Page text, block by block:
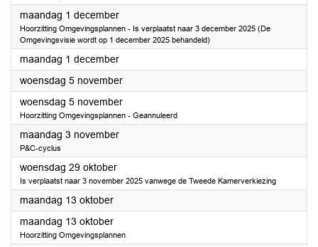
maandag 1 december2025
Hoorzitting Omgevingsplannen - Is verplaatst naar 3 december 2025 (De
Omgevingsvisie wordt op 1 december 2025 behandeld)
maandag 1 december2025
woensdag 5 november2025
woensdag 5 november2025
Hoorzitting Omgevingsplannen - Geannuleerd
maandag 3 november2025
P&C-cyclus
woensdag 29 oktober2025
Is verplaatst naar 3 november 2025 vanwege de Tweede Kamerverkiezing
maandag 13 oktober2025
maandag 13 oktober2025
Hoorzitting Omgevingsplannen